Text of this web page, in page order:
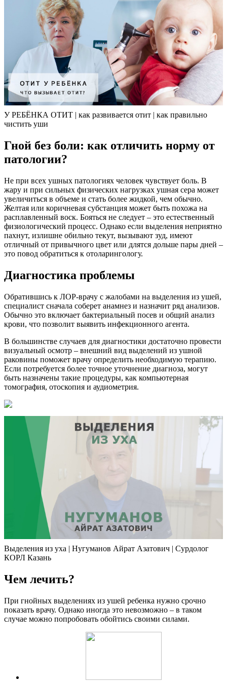
У РЕБЁНКА ОТИТ | как развивается отит | как правильно
чистить уши
Гной без боли: как отличить норму от
патологии?
Не при всех ушных патологиях человек чувствует боль. В
жару и при сильных физических нагрузках ушная сера может
увеличиться в объеме и стать более жидкой, чем обычно.
Желтая или коричневая субстанция может быть похожа на
расплавленный воск. Бояться не следует – это естественный
физиологический процесс. Однако если выделения неприятно
пахнут, излишне обильно текут, вызывают зуд, имеют
отличный от привычного цвет или длятся дольше пары дней –
это повод обратиться к отоларингологу.
Диагностика проблемы
Обратившись к ЛОР-врачу с жалобами на выделения из ушей,
специалист сначала соберет анамнез и назначит ряд анализов.
Обычно это включает бактериальный посев и общий анализ
крови, что позволит выявить инфекционного агента.
В большинстве случаев для диагностики достаточно провести
визуальный осмотр – внешний вид выделений из ушной
раковины поможет врачу определить необходимую терапию.
Если потребуется более точное уточнение диагноза, могут
быть назначены такие процедуры, как компьютерная
томография, отоскопия и аудиометрия.
Выделения из уха | Нугуманов Айрат Азатович | Сурдолог
КОРЛ Казань
Чем лечить?
При гнойных выделениях из ушей ребенка нужно срочно
показать врачу. Однако иногда это невозможно – в таком
случае можно попробовать обойтись своими силами.